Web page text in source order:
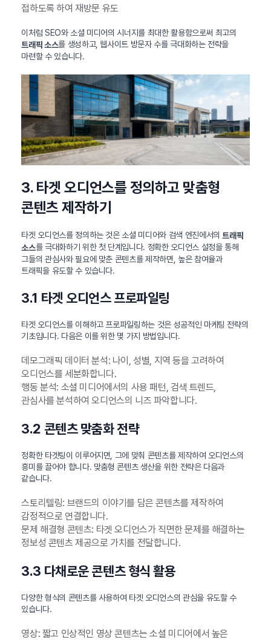
접하도록 하여 재방문 유도
이처럼 SEO와 소셜 미디어의 시너지를 최대한 활용함으로써 최고의
트래픽 소스를 생성하고, 웹사이트 방문자 수를 극대화하는 전략을
마련할 수 있습니다.
3. 타겟 오디언스를 정의하고 맞춤형
콘텐츠 제작하기
타겟 오디언스를 정의하는 것은 소셜 미디어와 검색 엔진에서의트래픽
소스를 극대화하기 위한 첫 단계입니다. 정확한 오디언스 설정을 통해
그들의 관심사와 필요에 맞춘 콘텐츠를 제작하면, 높은 참여율과
트래픽을 유도할 수 있습니다.
3.1 타겟 오디언스 프로파일링
타겟 오디언스를 이해하고 프로파일링하는 것은 성공적인 마케팅 전략의
기초입니다. 다음은 이를 위한 몇 가지 방법입니다.
데모그래픽 데이터 분석: 나이, 성별, 지역 등을 고려하여
오디언스를 세분화합니다.
행동 분석: 소셜 미디어에서의 사용 패턴, 검색 트렌드,
관심사를 분석하여 오디언스의 니즈 파악합니다.
3.2 콘텐츠 맞춤화 전략
정확한 타겟팅이 이루어지면, 그에 맞춰 콘텐츠를 제작하여 오디언스의
흥미를 끌어야 합니다. 맞춤형 콘텐츠 생산을 위한 전략은 다음과
같습니다.
스토리텔링: 브랜드의 이야기를 담은 콘텐츠를 제작하여
감정적으로 연결합니다.
문제 해결형 콘텐츠: 타겟 오디언스가 직면한 문제를 해결하는
정보성 콘텐츠 제공으로 가치를 전달합니다.
3.3 다채로운 콘텐츠 형식 활용
다양한 형식의 콘텐츠를 사용하여 타겟 오디언스의 관심을 유도할 수
있습니다.
영상: 짧고 인상적인 영상 콘텐츠는 소셜 미디어에서 높은